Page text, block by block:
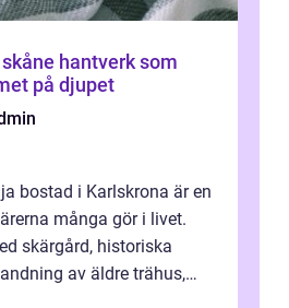
som
på djupet
bostad i Karlskrona är en
många gör i livet.
skärgård, historiska
av äldre trähus,